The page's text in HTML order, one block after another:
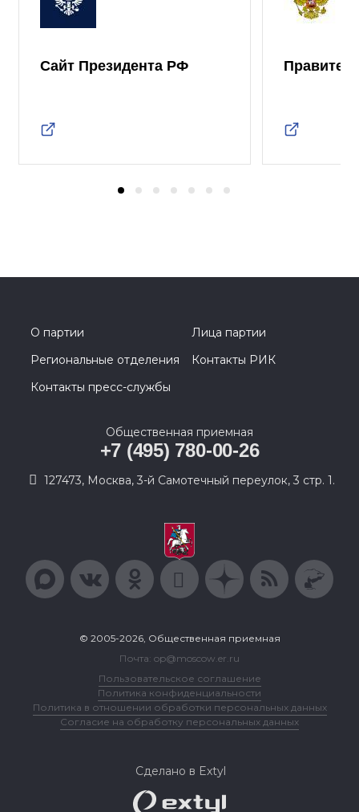
Сайт Президента РФ
О партии
Лица партии
Региональные отделения
Контакты РИК
Контакты пресс-службы
Общественная приемная
+7 (495) 780-00-26
127473, Москва, 3-й Самотечный переулок, 3 стр. 1.
© 2005-2026, Общественная приемная
Почта: op@moscow.er.ru
Пользовательское соглашение
Политика конфиденциальности
Политика в отношении обработки персональных данных
Согласие на обработку персональных данных
Сделано в Extyl